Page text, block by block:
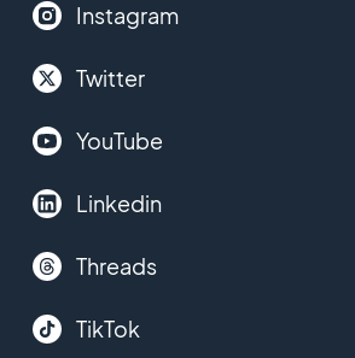
Instagram
Twitter
YouTube
Linkedin
Threads
TikTok